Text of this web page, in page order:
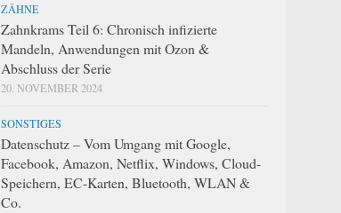
ZÄHNE
Zahnkrams Teil 6: Chronisch infizierte
Mandeln, Anwendungen mit Ozon &
Abschluss der Serie
20. NOVEMBER 2024
SONSTIGES
Datenschutz – Vom Umgang mit Google,
Facebook, Amazon, Netflix, Windows, Cloud-
Speichern, EC-Karten, Bluetooth, WLAN &
Co.